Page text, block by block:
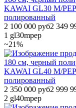
KAWAI GL30 M/
полированный
2 100 000 руб2 349
1 gl30mpep
~21%
KAWAI GL40 M/
полированный
2 350 000 руб2 999
2 gl40mpep